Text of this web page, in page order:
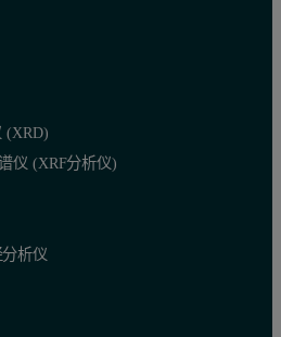
3000+ 上的光背景随
之前出现过热伪峰（溶剂峰）的
(XRD)
仪 (XRF分析仪)
析仪